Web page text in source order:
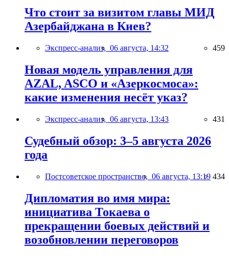
Что стоит за визитом главы МИД
Азербайджана в Киев?
Экспресс-анализ, 06 августа, 14:32 459
Новая модель управления для
AZAL, ASCO и «Азеркосмоса»:
какие изменения несёт указ?
Экспресс-анализ, 06 августа, 13:43 431
Судебный обзор: 3–5 августа 2026
года
Постсоветское пространство, 06 августа, 13:19 434
Дипломатия во имя мира:
инициатива Токаева о
прекращении боевых действий и
возобновлении переговоров